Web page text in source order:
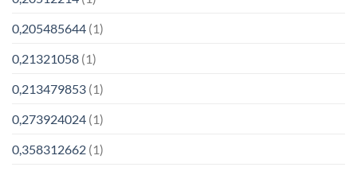
0,205485644 (1)
0,21321058 (1)
0,213479853 (1)
0,273924024 (1)
0,358312662 (1)